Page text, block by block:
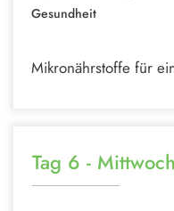
Gesundheit
Mikronährstoffe für
Tag 6 -